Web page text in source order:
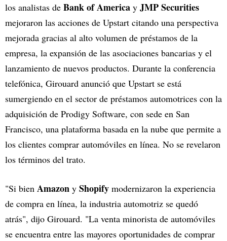
los analistas de Bank of America y JMP Securities
mejoraron las acciones de Upstart citando una perspectiva
mejorada gracias al alto volumen de préstamos de la
empresa, la expansión de las asociaciones bancarias y el
lanzamiento de nuevos productos. Durante la conferencia
telefónica, Girouard anunció que Upstart se está
sumergiendo en el sector de préstamos automotrices con la
adquisición de Prodigy Software, con sede en San
Francisco, una plataforma basada en la nube que permite a
los clientes comprar automóviles en línea. No se revelaron
los términos del trato.
"Si bien Amazon y Shopify modernizaron la experiencia
de compra en línea, la industria automotriz se quedó
atrás", dijo Girouard. "La venta minorista de automóviles
se encuentra entre las mayores oportunidades de comprar